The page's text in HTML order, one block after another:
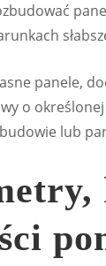
panele,
o
lub